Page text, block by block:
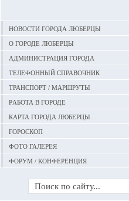
Новости города Люберцы
О городе Люберцы
Администрация города
Телефонный справочник
Транспорт / маршруты
Работа в городе
Карта города Люберцы
Гороскоп
Фото галерея
Форум / конференция